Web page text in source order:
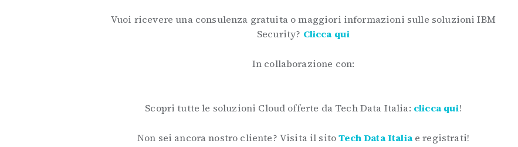
Vuoi ricevere una consulenza gratuita o maggiori informazioni sulle soluzioni IBM
Security? Clicca qui
In collaborazione con:
Scopri tutte le soluzioni Cloud offerte da Tech Data Italia: clicca qui!
Non sei ancora nostro cliente? Visita il sitoTech Data Italiae registrati!